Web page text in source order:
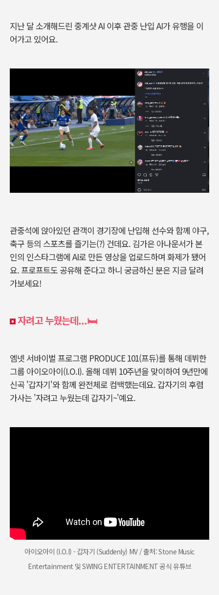
지난 달 소개해드린 중계샷 AI 이후 관중 난입 AI가 유행을 이
어가고 있어요.
관중석에 앉아있던 관객이 경기장에 난입해 선수와 함께 야구,
축구 등의 스포츠를 즐기는(?) 건데요. 김가은 아나운서가 본
인의 인스타그램에 AI로 만든 영상을 업로드하며 화제가 됐어
요. 프로프트도 공유해 준다고 하니 궁금하신 분은 지금 달려
가보세요!
자려고 누웠는데...🛏️
엠넷 서바이벌 프로그램 PRODUCE 101(프듀)를 통해 데뷔한
그룹 아이오아이(I.O.I). 올해 데뷔 10주년을 맞이하여 9년만에
신곡 '갑자기'와 함께 완전체로 컴백했는데요. 갑자기의 후렴
가사는 '자려고 누웠는데 갑자기~'예요.
아이오아이 (I.O.I) - 갑자기 (Suddenly) MV / 출처: Stone Music
Entertainment 및 SWING ENTERTAINMENT 공식 유튜브